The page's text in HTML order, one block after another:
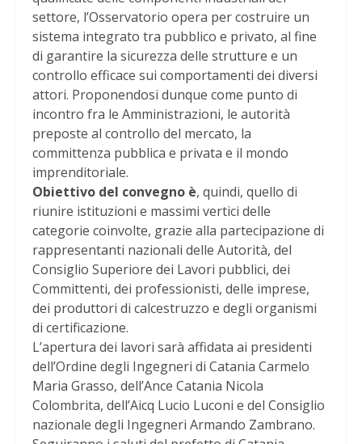
settore, l’Osservatorio opera per costruire un
sistema integrato tra pubblico e privato, al fine
di garantire la sicurezza delle strutture e un
controllo efficace sui comportamenti dei diversi
attori. Proponendosi dunque come punto di
incontro fra le Amministrazioni, le autorità
preposte al controllo del mercato, la
committenza pubblica e privata e il mondo
imprenditoriale.
Obiettivo del convegno è, quindi, quello di
riunire istituzioni e massimi vertici delle
categorie coinvolte, grazie alla partecipazione di
rappresentanti nazionali delle Autorità, del
Consiglio Superiore dei Lavori pubblici, dei
Committenti, dei professionisti, delle imprese,
dei produttori di calcestruzzo e degli organismi
di certificazione.
L’apertura dei lavori sarà affidata ai presidenti
dell’Ordine degli Ingegneri di Catania Carmelo
Maria Grasso, dell’Ance Catania Nicola
Colombrita, dell’Aicq Lucio Luconi e del Consiglio
nazionale degli Ingegneri Armando Zambrano.